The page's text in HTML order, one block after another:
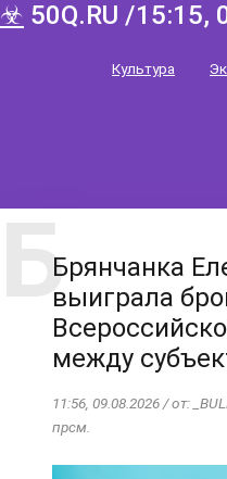
☣ 50Q.RU /15:15,
Культура
Брянчанка
выиграла
между
11:56, 09.08.2026 / от:
прсм.